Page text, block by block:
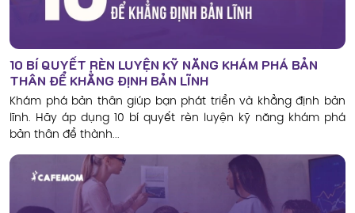
10 BÍ QUYẾT RÈN LUYỆN KỸ NĂNG KHÁM PHÁ BẢN
THÂN ĐỂ KHẲNG ĐỊNH BẢN LĨNH
Khám phá bản thân giúp bạn phát triển và khẳng định bản
lĩnh. Hãy áp dụng 10 bí quyết rèn luyện kỹ năng khám phá
bản thân để thành...